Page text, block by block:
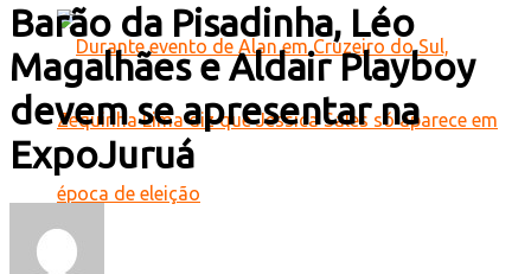
Barão da Pisadinha, Léo
Magalhães e Aldair Playboy
devem se apresentar na
ExpoJuruá